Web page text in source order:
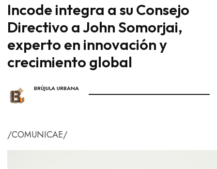
Incode integra a su Consejo
Directivo a John Somorjai,
experto en innovación y
crecimiento global
BRÚJULA URBANA
/COMUNICAE/